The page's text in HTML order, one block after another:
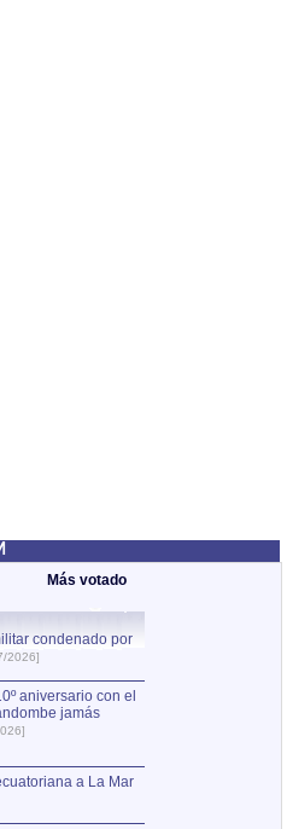
Más votado
condenado por
2026]
aniversario con el
jamás
a La Mar